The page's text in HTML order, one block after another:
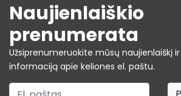
Naujienlaiškio
prenumerata
Užsiprenumeruokite mūsų naujienlaiškį
informaciją apie keliones el. paštu.